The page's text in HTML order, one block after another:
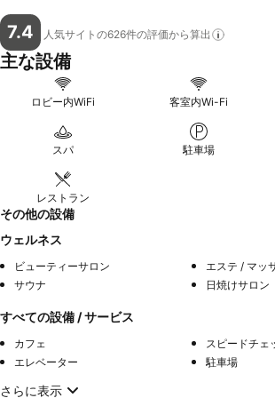
7.4 人気サイトの626件の評価から算出
主な設備
ロビー内WiFi 客室内Wi-Fi
スパ 駐車場
レストラン
その他の設備
ウェルネス
ビューティーサロン
エステ / マッ
サウナ
日焼けサロン
すべての設備 / サービス
カフェ
エレベーター
駐車場
さらに表示